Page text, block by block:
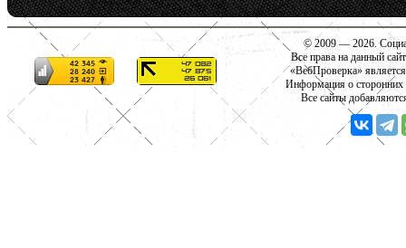
© 2009 — 2026.
Все права на данный
«ВебПроверка»
Информация о сторонних
Все сайты